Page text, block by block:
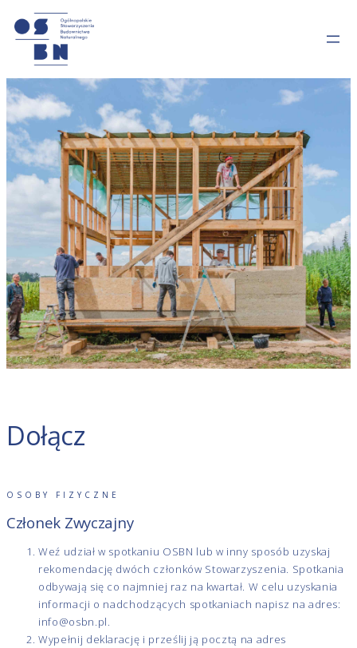
Dołącz
OSOBY FIZYCZNE
Członek Zwyczajny
Weź udział w spotkaniu OSBN lub w inny sposób uzyskaj
rekomendację dwóch członków Stowarzyszenia. Spotkania
odbywają się co najmniej raz na kwartał. W celu uzyskania
informacji o nadchodzących spotkaniach napisz na adres:
info@osbn.pl.
Wypełnij deklarację i prześlij ją pocztą na adres